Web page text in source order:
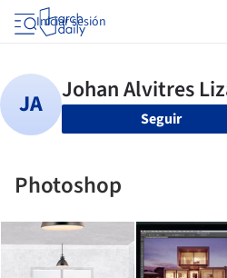
Iniciar sesión
Seguir
Photoshop